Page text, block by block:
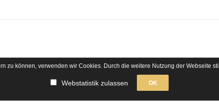
KONTO
Navigation
Bestellungen
zu können, verwenden wir Cookies. Durch die weitere Nutzung der Webseite
Webstatistik zulassen OK